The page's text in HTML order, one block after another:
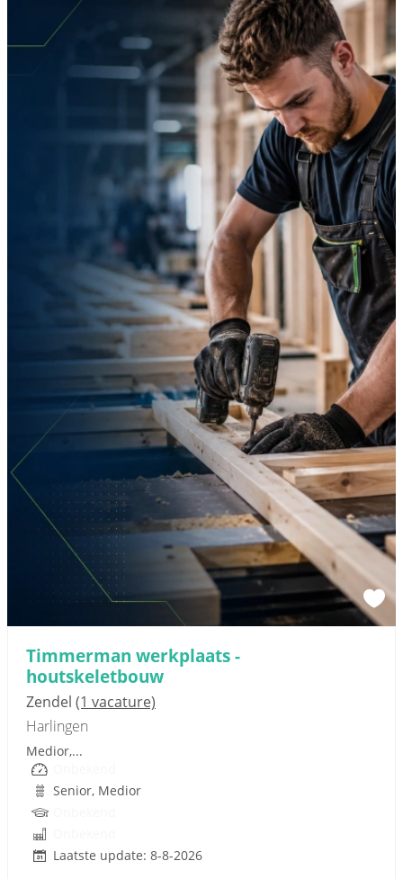
Timmerman werkplaats -
houtskeletbouw
Zendel (1 vacature)
Harlingen
Sponsored link
Medior,...
Senior, Medior
Laatste update: 8-8-2026